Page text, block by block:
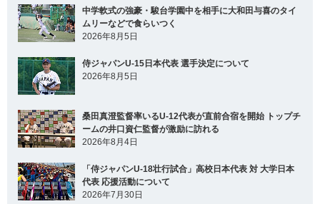
中学軟式の強豪・駿台学園中を相手に大和田与喜のタイ
ムリーなどで食らいつく
2026年8月5日
侍ジャパンU-15日本代表 選手決定について
2026年8月5日
桑田真澄監督率いるU-12代表が直前合宿を開始 トップチ
ームの井口資仁監督が激励に訪れる
2026年8月4日
「侍ジャパンU-18壮行試合」高校日本代表 対 大学日本
代表 応援活動について
2026年7月30日